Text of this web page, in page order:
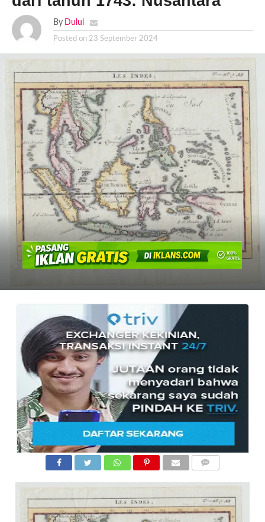
By Dului
Posted on 23 September 2024